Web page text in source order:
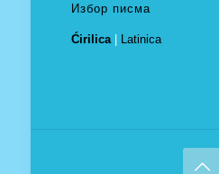
Избор писма
Ćirilica| Latinica